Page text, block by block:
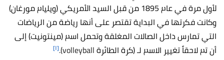
لأول مرة في عام 1895 من قبل السيد الأمريكي (ويليام مورغان)
وكانت فكرتها في البداية تقتصر على أنها رياضة من الرياضات
التي تمارس داخل الصالات المغلقة وتحمل اسم (مينتونيت) إلى
أن تم لاحقاً تغيير الاسم لـ (كرة الطائرةvolleyball). [١]